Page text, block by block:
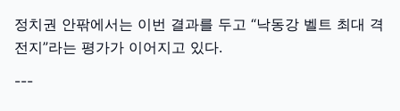
정치권 안팎에서는 이번 결과를 두고 “낙동강 벨트 최대 격
전지”라는 평가가 이어지고 있다.
---